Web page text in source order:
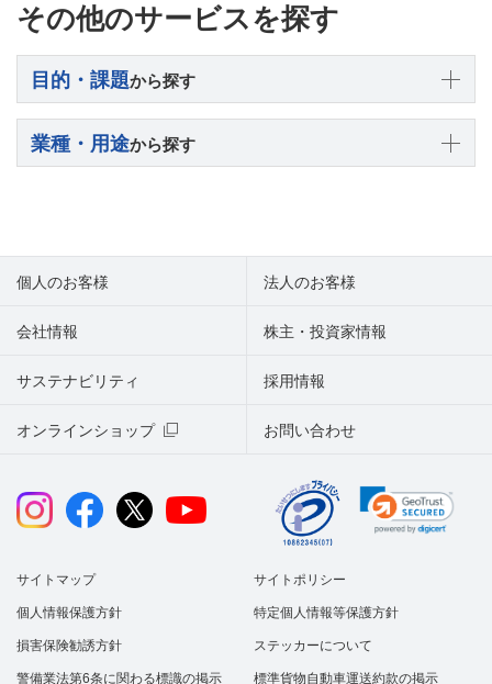
その他のサービスを探す
目的・課題から探す
業種・用途から探す
個人のお客様 法人のお客様
会社情報 株主・投資家情報
サステナビリティ
オンラインショップ お問い合わせ
採用情報
サイトマップ サイトポリシー
個人情報保護方針 特定個人情報等保護方針
損害保険勧誘方針 ステッカーについて
警備業法第6条に関わる標識の掲示 標準貨物自動車運送約款の掲示